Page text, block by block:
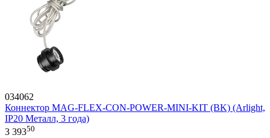
034062
Коннектор MAG-FLEX-CON-POWER-MINI-KIT (BK) (Arlight,
IP20 Металл, 3 года)
3 39350